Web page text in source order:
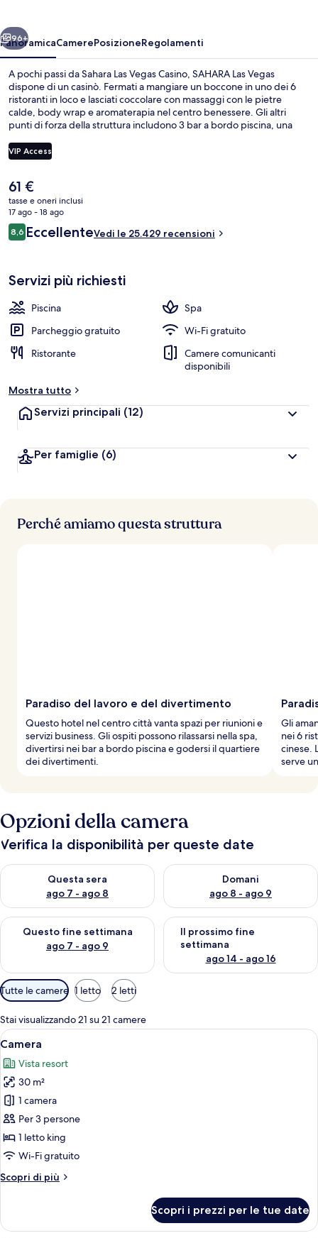
Avanti
96+
PanoramicaCamerePosizioneRegolamenti
A pochi passi da Sahara Las Vegas Casino, SAHARA Las Vegas
dispone di un casinò. Fermati a mangiare un boccone in uno dei 6
ristoranti in loco e lasciati coccolare con massaggi con le pietre
calde, body wrap e aromaterapia nel centro benessere. Gli altri
punti di forza della struttura includono 3 bar a bordo piscina, una
viaggiatori menzionano la piscina e il personale gentile. I mezzi
pubblici sono a poca distanza: Stazione della monorotaia di SAHARA
VIP Access
Il
prezzo
attuale
è
61 €
61 €
tasse e oneri inclusi
17 ago - 18 ago
Recensioni
8,68,6 su 10
EccellenteVedi le 25.429 recensioni
Servizi più richiesti
Piscina
Spa
Parcheggio gratuito
Wi-Fi gratuito
Ristorante
Camere comunicanti
disponibili
Mostra tutto
Servizi principali (12)
Per famiglie (6)
Perché amiamo questa struttura
Paradiso del lavoro e del divertimento
Questo hotel nel centro città vanta spazi per riunioni e
servizi business. Gli ospiti possono rilassarsi nella spa,
divertirsi nei bar a bordo piscina e godersi il quartiere
dei divertimenti.
Gli
nei 6
cinese.
serve
Opzioni della camera
Verifica la disponibilità per queste date
Questa sera
ago 7 - ago 8
Verifica la disponibilità per questa sera, ago 7 - ago 8
Domani
ago 8 - ago 9
Verifica la disponibilità per
Questo fine settimana
ago 7 - ago 9
Verifica la disponibilità per questo fine settimana, ago 7 - ago
Il prossimo fine
settimana
ago 14 - ago 16
Verifica la disponibilità per il
Filtri
disponibili
per
le
camere
Tutte le camere 1 letto 2 letti
Stai visualizzando 21 su 21 camere
Apri
tutte
le
foto
per
Camera
Una camera d'hotel con un letto
5
Camera
Vista resort
30 m²
1 camera
Per 3 persone
1 letto king
Wi-Fi gratuito
Scopri di più
Altri
Scopri i prezzi per le tue date